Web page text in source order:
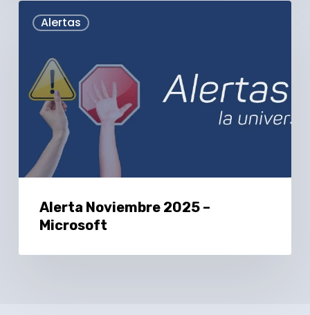
Alertas
Alerta
Noviembre
2025
Microsoft
Alerta Noviembre 2025 –
Microsoft